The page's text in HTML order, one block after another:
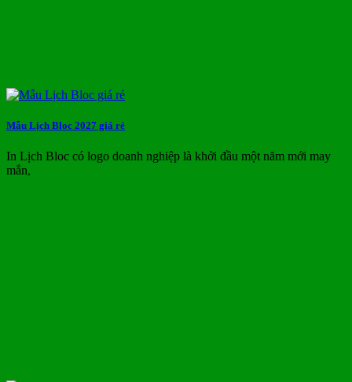
Mẫu Lịch Bloc 2027 giá rẻ
In Lịch Bloc có logo doanh nghiệp là khởi đầu một năm mới may
mắn,